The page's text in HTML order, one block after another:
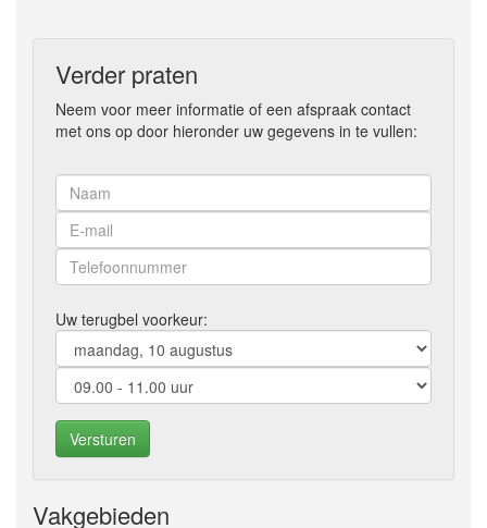
Verder praten
Neem voor meer informatie of een afspraak contact
met ons op door hieronder uw gegevens in te vullen:
Uw terugbel voorkeur:
Versturen
Vakgebieden